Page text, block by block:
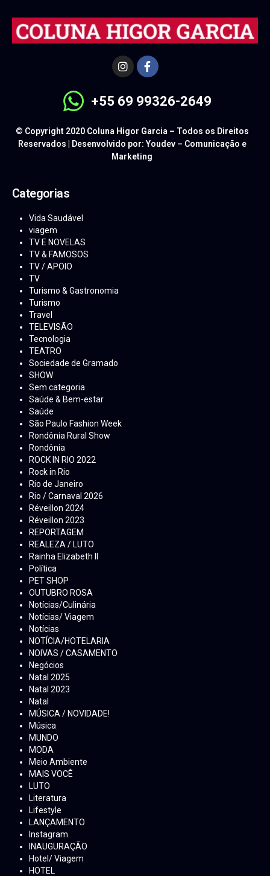
+55 69 99326-2649
© Copyright 2020 Coluna Higor Garcia – Todos os Direitos
Reservados | Desenvolvido por: Youdev – Comunicação e
Marketing
Categorias
Vida Saudável
viagem
TV E NOVELAS
TV & FAMOSOS
TV / APOIO
TV
Turismo & Gastronomia
Turismo
Travel
TELEVISÃO
Tecnologia
TEATRO
Sociedade de Gramado
SHOW
Sem categoria
Saúde & Bem-estar
Saúde
São Paulo Fashion Week
Rondônia Rural Show
Rondônia
ROCK IN RIO 2022
Rock in Rio
Rio de Janeiro
Rio / Carnaval 2026
Réveillon 2024
Réveillon 2023
REPORTAGEM
REALEZA / LUTO
Rainha Elizabeth ll
Política
PET SHOP
OUTUBRO ROSA
Notícias/Culinária
Notícias/ Viagem
Notícias
NOTÍCIA/HOTELARIA
NOIVAS / CASAMENTO
Negócios
Natal 2025
Natal 2023
Natal
MÚSICA / NOVIDADE!
Música
MUNDO
MODA
Meio Ambiente
MAIS VOCÊ
LUTO
Literatura
Lifestyle
LANÇAMENTO
Instagram
INAUGURAÇÃO
Hotel/ Viagem
HOTEL